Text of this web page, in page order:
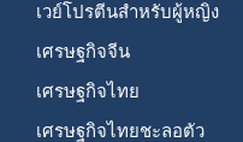
เวย์โปรตีนสำหรับผู้หญิง
เศรษฐกิจจีน
เศรษฐกิจไทย
เศรษฐกิจไทยชะลอตัว